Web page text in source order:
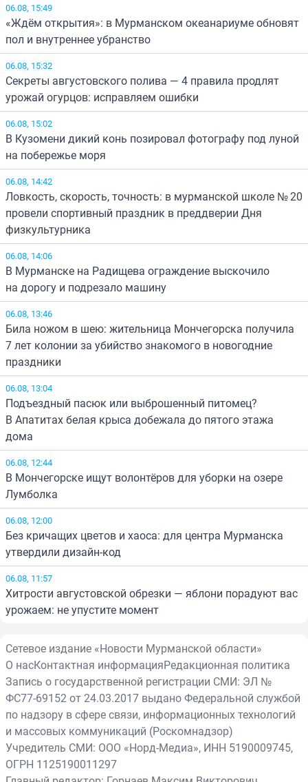
06.08, 15:49
«Ждём открытия»: в Мурманском океанариуме обновят
пол и внутреннее убранство
06.08, 15:32
Секреты августовского полива — 4 правила продлят
урожай огурцов: исправляем ошибки
06.08, 15:02
В Кузомени дикий конь позировал фотографу под луной
на побережье моря
06.08, 14:42
Ловкость, скорость, точность: в мурманской школе № 20
провели спортивный праздник в преддверии Дня
физкультурника
06.08, 14:06
В Мурманске на Радищева ограждение выскочило
на дорогу и подрезало машину
06.08, 13:46
Била ножом в шею: жительница Мончегорска получила
7 лет колонии за убийство знакомого в новогодние
праздники
06.08, 13:04
Подъездный пасюк или выброшенный питомец?
В Апатитах белая крыса добежала до пятого этажа
дома
06.08, 12:44
В Мончегорске ищут волонтёров для уборки на озере
Лумболка
06.08, 12:00
Без кричащих цветов и хаоса: для центра Мурманска
утвердили дизайн-код
06.08, 11:57
Хитрости августовской обрезки — яблони порадуют вас
урожаем: не упустите момент
Сетевое издание «Новости Мурманской области»
О насКонтактная информацияРедакционная политика
Запись о государственной регистрации СМИ: ЭЛ №
ФС77-69152 от 24.03.2017 выдано Федеральной службой
по надзору в сфере связи, информационных технологий
и массовых коммуникаций (Роскомнадзор)
Учредитель СМИ: ООО «Норд-Медиа», ИНН 5190009745,
ОГРН 1125190011297